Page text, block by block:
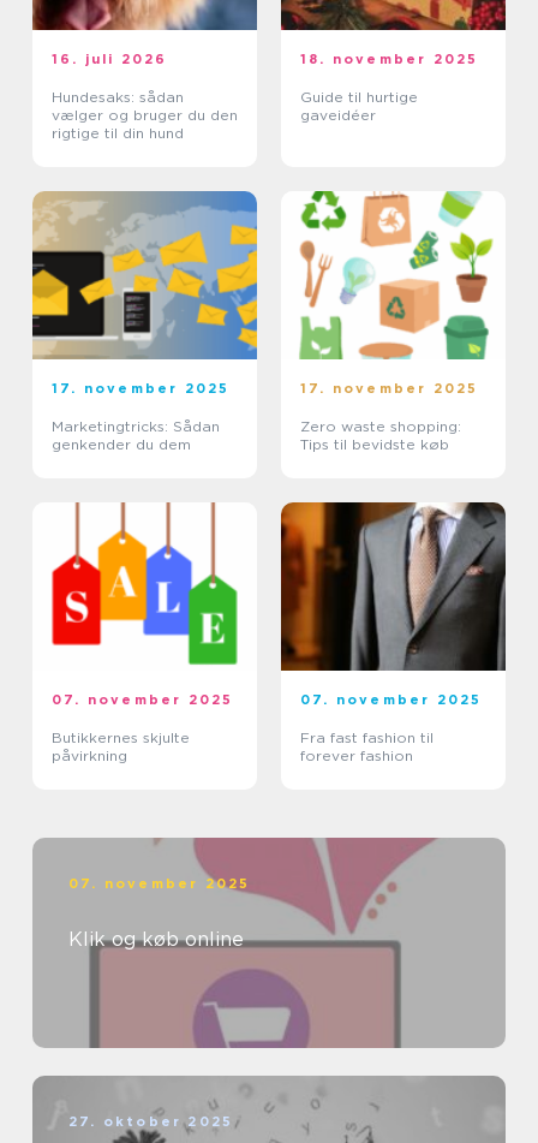
16. juli 2026
Hundesaks: sådan
vælger og bruger du den
rigtige til din hund
18. november 2025
Guide til hurtige
gaveidéer
17. november 2025
Marketingtricks: Sådan
genkender du dem
17. november 2025
Zero waste shopping:
Tips til bevidste køb
07. november 2025
Butikkernes skjulte
påvirkning
07. november 2025
Fra fast fashion til
forever fashion
07. november 2025
Klik og køb online
27. oktober 2025